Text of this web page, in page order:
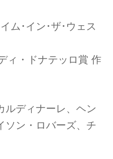
ム･イン･ザ･ウェス
ィ・ドナテッロ賞 作
ルディナーレ、ヘン
ソン・ロバーズ、チ